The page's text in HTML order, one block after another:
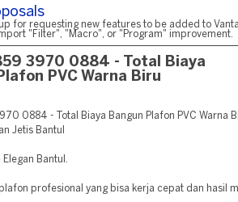
for requesting new features to be added to
"Filter", "Macro", or "Program" improvement.
3970 0884 - Total Biaya
PVC Warna Biru
0884 - Total Biaya Bangun Plafon PVC Warna
Jetis Bantul
Bantul.
profesional yang bisa kerja cepat dan hasil